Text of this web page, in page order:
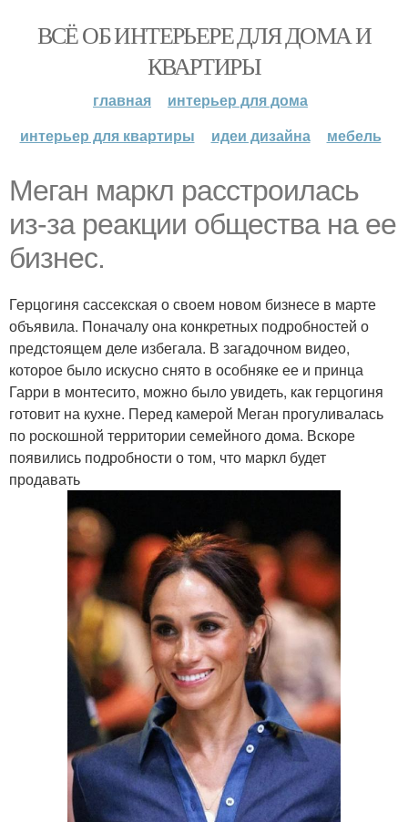
ВСЁ ОБ ИНТЕРЬЕРЕ ДЛЯ ДОМА И
КВАРТИРЫ
главная
интерьер для дома
интерьер для квартиры
идеи дизайна мебель
Меган маркл расстроилась
из-за реакции общества на ее
бизнес.
Герцогиня сассекская о своем новом бизнесе в марте
объявила. Поначалу она конкретных подробностей о
предстоящем деле избегала. В загадочном видео,
которое было искусно снято в особняке ее и принца
Гарри в монтесито, можно было увидеть, как герцогиня
готовит на кухне. Перед камерой Меган прогуливалась
по роскошной территории семейного дома. Вскоре
появились подробности о том, что маркл будет
продавать